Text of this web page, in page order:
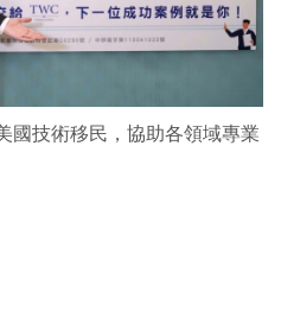
國技術移民，協助各領域專業